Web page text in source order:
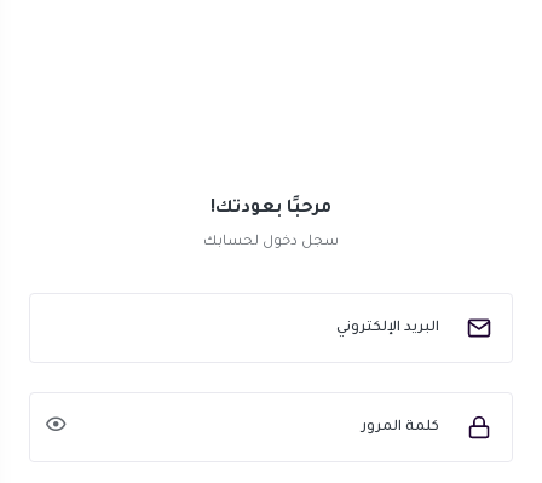
مرحبًا بعودتك!
سجل دخول لحسابك
البريد الإلكتروني
كلمة المرور